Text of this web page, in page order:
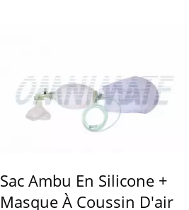
Sac Ambu En Silicone +
Masque À Coussin D'air
Canule Nasale À Oxygène